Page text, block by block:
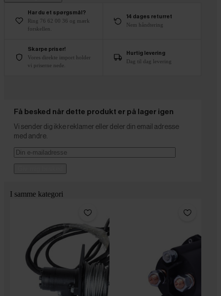
Har du et spørgsmål?
Ring 76 62 00 36 og mærk
forskellen.
14 dages returret
Nem håndtering
Skarpe priser!
Vores direkte import holder
vi priserne nede.
Hurtig levering
Dag til dag levering
Få besked når dette produkt er på lager igen
Vi sender dig ikke reklamer eller deler din email adresse
med andre.
I samme kategori